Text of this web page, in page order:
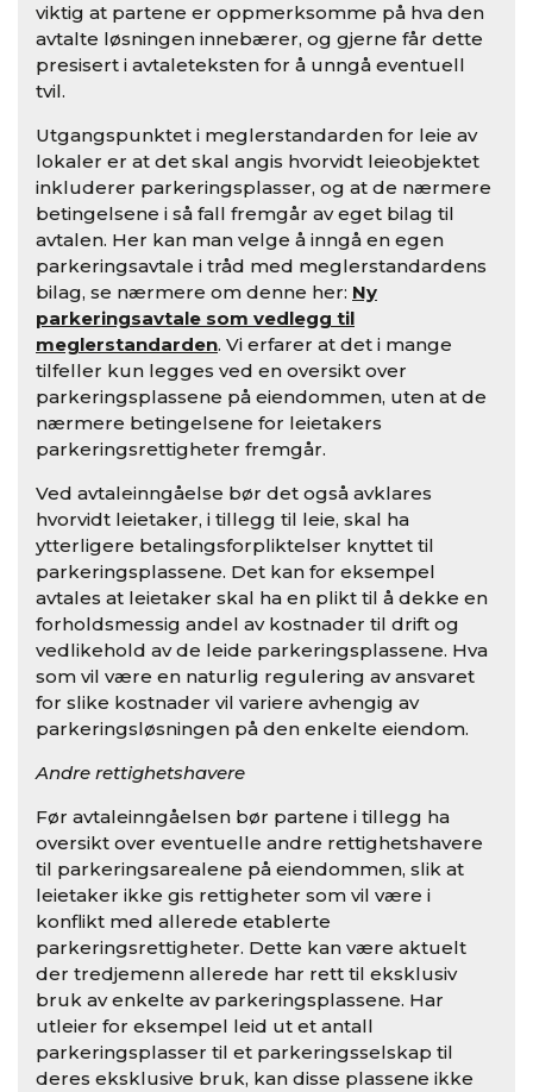
viktig at partene er oppmerksomme på hva den
avtalte løsningen innebærer, og gjerne får dette
presisert i avtaleteksten for å unngå eventuell
tvil.
Utgangspunktet i meglerstandarden for leie av
lokaler er at det skal angis hvorvidt leieobjektet
inkluderer parkeringsplasser, og at de nærmere
betingelsene i så fall fremgår av eget bilag til
avtalen. Her kan man velge å inngå en egen
parkeringsavtale i tråd med meglerstandardens
bilag, se nærmere om denne her: Ny
parkeringsavtale som vedlegg til
meglerstandarden. Vi erfarer at det i mange
tilfeller kun legges ved en oversikt over
parkeringsplassene på eiendommen, uten at de
nærmere betingelsene for leietakers
parkeringsrettigheter fremgår.
Ved avtaleinngåelse bør det også avklares
hvorvidt leietaker, i tillegg til leie, skal ha
ytterligere betalingsforpliktelser knyttet til
parkeringsplassene. Det kan for eksempel
avtales at leietaker skal ha en plikt til å dekke en
forholdsmessig andel av kostnader til drift og
vedlikehold av de leide parkeringsplassene. Hva
som vil være en naturlig regulering av ansvaret
for slike kostnader vil variere avhengig av
parkeringsløsningen på den enkelte eiendom.
Andre rettighetshavere
Før avtaleinngåelsen bør partene i tillegg ha
oversikt over eventuelle andre rettighetshavere
til parkeringsarealene på eiendommen, slik at
leietaker ikke gis rettigheter som vil være i
konflikt med allerede etablerte
parkeringsrettigheter. Dette kan være aktuelt
der tredjemenn allerede har rett til eksklusiv
bruk av enkelte av parkeringsplassene. Har
utleier for eksempel leid ut et antall
parkeringsplasser til et parkeringsselskap til
deres eksklusive bruk, kan disse plassene ikke